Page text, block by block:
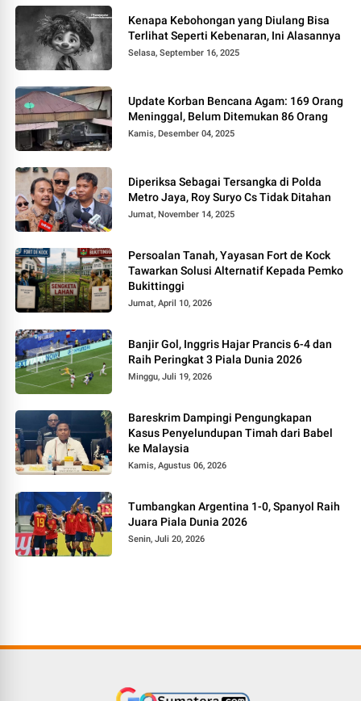
Kenapa Kebohongan yang Diulang Bisa
Terlihat Seperti Kebenaran, Ini Alasannya
Selasa, September 16, 2025
Update Korban Bencana Agam: 169 Orang
Meninggal, Belum Ditemukan 86 Orang
Kamis, Desember 04, 2025
Diperiksa Sebagai Tersangka di Polda
Metro Jaya, Roy Suryo Cs Tidak Ditahan
Jumat, November 14, 2025
Persoalan Tanah, Yayasan Fort de Kock
Tawarkan Solusi Alternatif Kepada Pemko
Bukittinggi
Jumat, April 10, 2026
Banjir Gol, Inggris Hajar Prancis 6-4 dan
Raih Peringkat 3 Piala Dunia 2026
Minggu, Juli 19, 2026
Bareskrim Dampingi Pengungkapan
Kasus Penyelundupan Timah dari Babel
ke Malaysia
Kamis, Agustus 06, 2026
Tumbangkan Argentina 1-0, Spanyol Raih
Juara Piala Dunia 2026
Senin, Juli 20, 2026